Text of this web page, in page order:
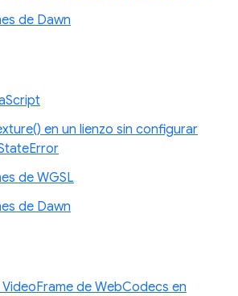
de Dawn
en un lienzo sin configurar
de WGSL
de Dawn
de WebCodecs en